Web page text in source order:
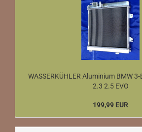
WASSERKÜHLER Aluminium BMW
2.3 2.5 EVO
199,99 EUR